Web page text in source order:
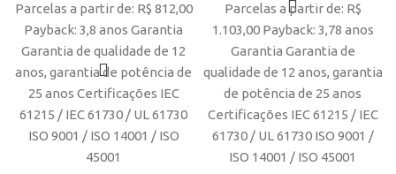
Parcelas a partir de: R$ 812,00
Payback: 3,8 anos Garantia
Garantia de qualidade de 12
anos, garantia de potência de
25 anos Certificações IEC
61215 / IEC 61730 / UL 61730
ISO 9001 / ISO 14001 / ISO
45001
Parcelas a partir de: R$
1.103,00 Payback: 3,78 anos
Garantia Garantia de
qualidade de 12 anos, garantia
de potência de 25 anos
Certificações IEC 61215 / IEC
61730 / UL 61730 ISO 9001 /
ISO 14001 / ISO 45001